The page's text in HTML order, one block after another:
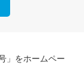
」をホームペー